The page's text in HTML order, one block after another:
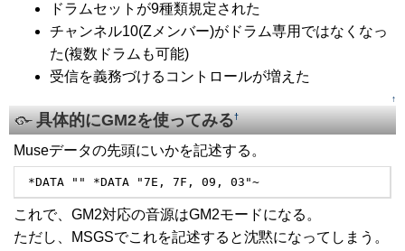
ドラムセットが9種類規定された
チャンネル10(Zメンバー)がドラム専用ではなくなっ
た(複数ドラムも可能)
受信を義務づけるコントロールが増えた
↑
具体的にGM2を使ってみる†
Museデータの先頭にいかを記述する。
*DATA "" *DATA "7E, 7F, 09, 03"~
これで、GM2対応の音源はGM2モードになる。
ただし、MSGSでこれを記述すると沈黙になってしまう。